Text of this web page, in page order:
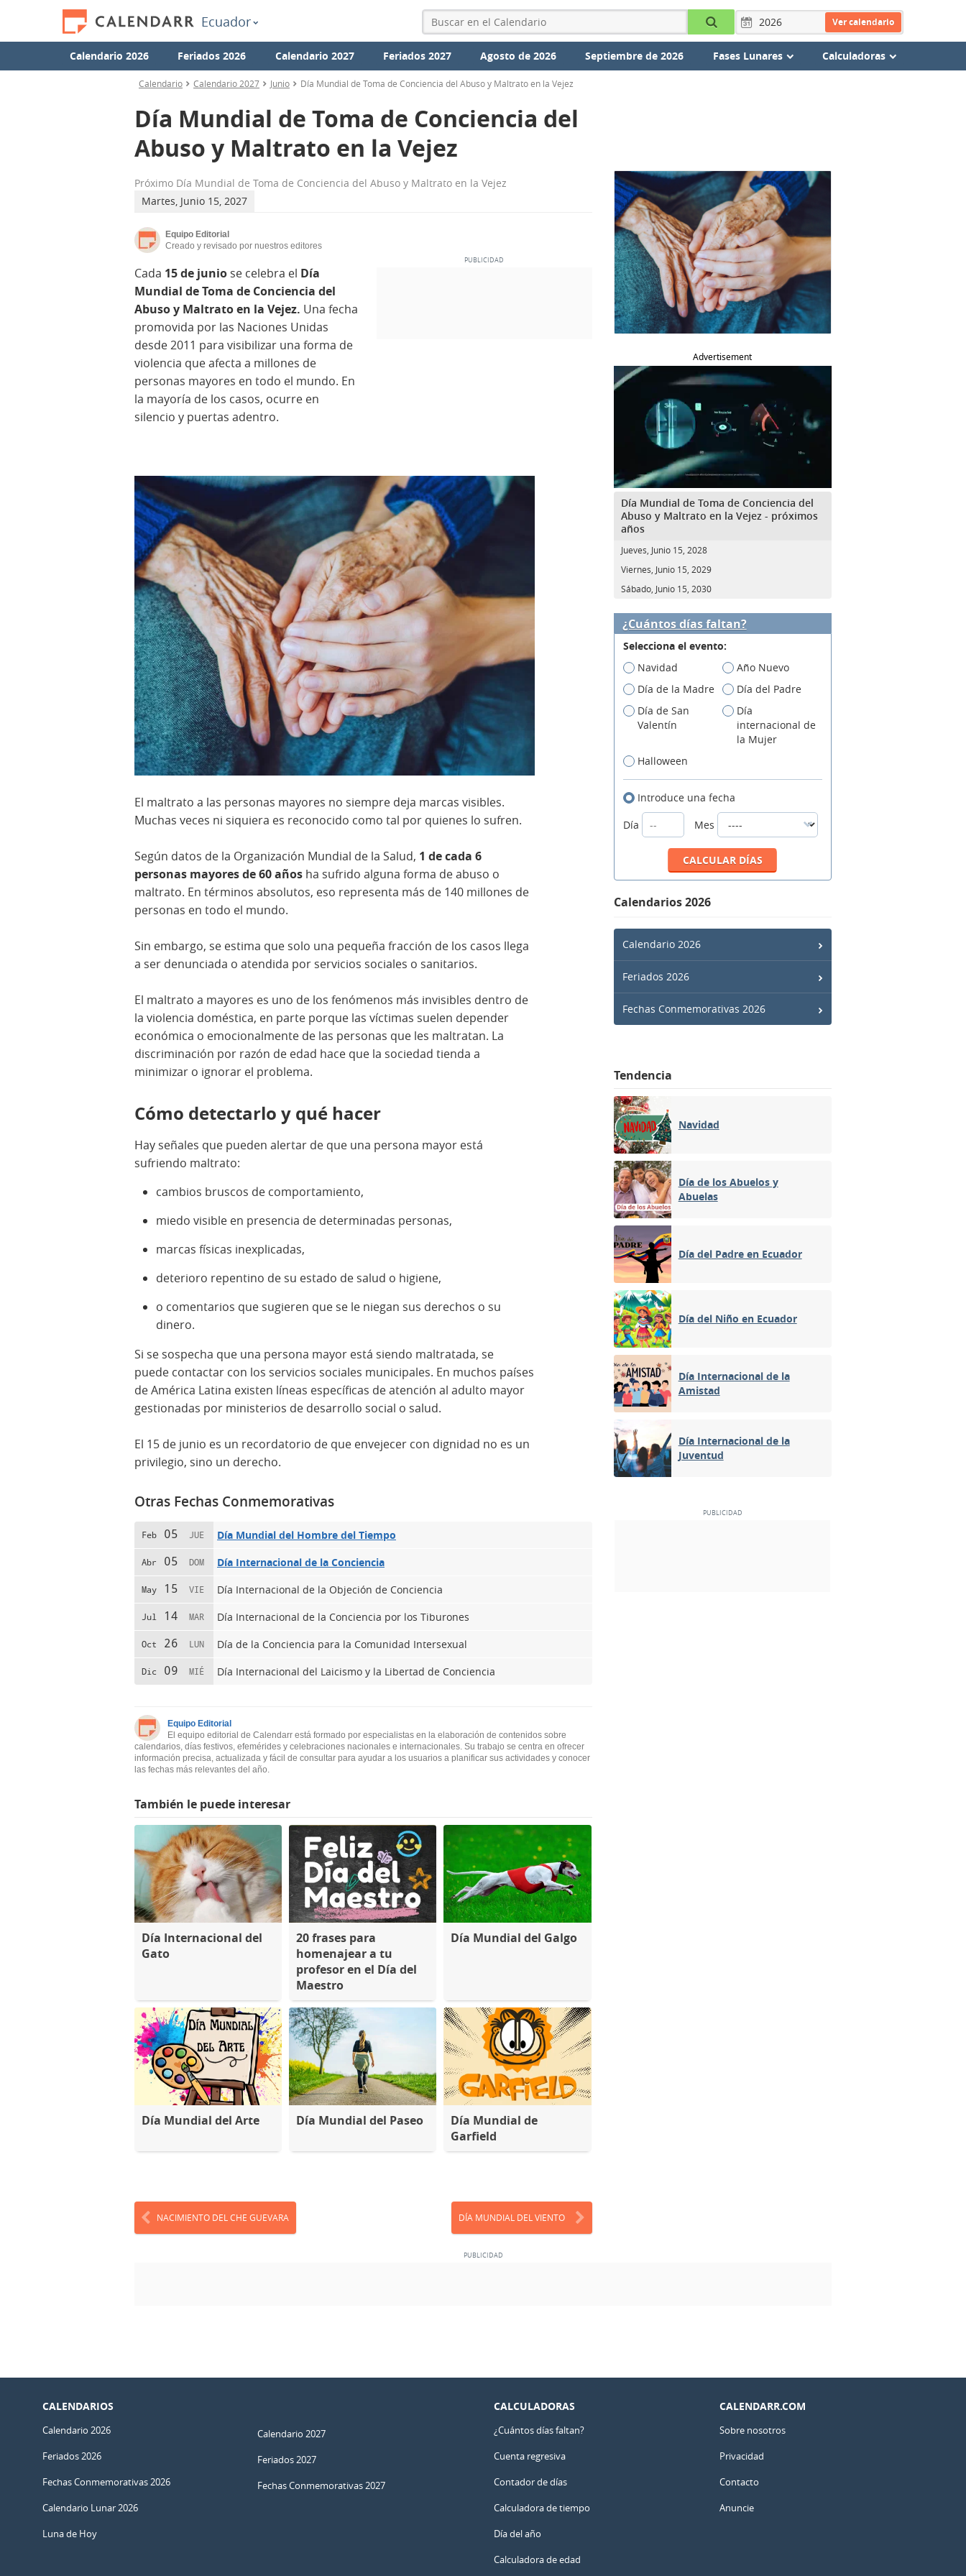
Ecuador Ver calendario
Calendario 2026 Feriados 2026 Calendario 2027 Feriados 2027 Agosto de 2026 Septiembre de 2026 Fases Lunares Calculadoras
Calendario Calendario 2027 Junio Día Mundial de Toma de Conciencia del Abuso y Maltrato en la Vejez
Día Mundial de Toma de Conciencia del
Abuso y Maltrato en la Vejez
Próximo Día Mundial de Toma de Conciencia del Abuso y Maltrato en la Vejez
Martes, Junio 15, 2027
Equipo Editorial
Creado y revisado por nuestros editores
Cada 15 de junio se celebra el Día
Mundial de Toma de Conciencia del
Abuso y Maltrato en la Vejez. Una fecha
promovida por las Naciones Unidas
desde 2011 para visibilizar una forma de
violencia que afecta a millones de
personas mayores en todo el mundo. En
la mayoría de los casos, ocurre en
silencio y puertas adentro.
El maltrato a las personas mayores no siempre deja marcas visibles.
Muchas veces ni siquiera es reconocido como tal por quienes lo sufren.
Según datos de la Organización Mundial de la Salud, 1 de cada 6
personas mayores de 60 años ha sufrido alguna forma de abuso o
maltrato. En términos absolutos, eso representa más de 140 millones de
personas en todo el mundo.
Sin embargo, se estima que solo una pequeña fracción de los casos llega
a ser denunciada o atendida por servicios sociales o sanitarios.
El maltrato a mayores es uno de los fenómenos más invisibles dentro de
la violencia doméstica, en parte porque las víctimas suelen depender
económica o emocionalmente de las personas que les maltratan. La
discriminación por razón de edad hace que la sociedad tienda a
minimizar o ignorar el problema.
Cómo detectarlo y qué hacer
Hay señales que pueden alertar de que una persona mayor está
sufriendo maltrato:
cambios bruscos de comportamiento,
miedo visible en presencia de determinadas personas,
marcas físicas inexplicadas,
deterioro repentino de su estado de salud o higiene,
o comentarios que sugieren que se le niegan sus derechos o su
dinero.
Si se sospecha que una persona mayor está siendo maltratada, se
puede contactar con los servicios sociales municipales. En muchos países
de América Latina existen líneas específicas de atención al adulto mayor
gestionadas por ministerios de desarrollo social o salud.
El 15 de junio es un recordatorio de que envejecer con dignidad no es un
privilegio, sino un derecho.
Otras Fechas Conmemorativas
Feb 05 JUE Día Mundial del Hombre del Tiempo
Abr 05 DOM Día Internacional de la Conciencia
May 15 VIE Día Internacional de la Objeción de Conciencia
Jul 14 MAR Día Internacional de la Conciencia por los Tiburones
Oct 26 LUN Día de la Conciencia para la Comunidad Intersexual
Dic 09 MIÉ Día Internacional del Laicismo y la Libertad de Conciencia
Equipo Editorial
El equipo editorial de Calendarr está formado por especialistas en la elaboración de contenidos sobre
calendarios, días festivos, efemérides y celebraciones nacionales e internacionales. Su trabajo se centra en ofrecer
información precisa, actualizada y fácil de consultar para ayudar a los usuarios a planificar sus actividades y conocer
las fechas más relevantes del año.
También le puede interesar
Día Internacional del
Gato
20 frases para
homenajear a tu
profesor en el Día del
Maestro
Día Mundial del Galgo
Día Mundial del Arte Día Mundial del Paseo
Día Mundial de
Garfield
NACIMIENTO DEL CHE GUEVARA DÍA MUNDIAL DEL VIENTO
Advertisement
Día Mundial de Toma de Conciencia del
Abuso y Maltrato en la Vejez - próximos
años
Jueves, Junio 15, 2028
Viernes, Junio 15, 2029
Sábado, Junio 15, 2030
¿Cuántos días faltan?
Selecciona el evento:
Navidad
Año Nuevo
Día de la Madre
Día del Padre
Día de San
Valentín
Día
internacional de
la Mujer
Halloween
Introduce una fecha
Día
Mes
Calendarios 2026
Calendario 2026
Feriados 2026
Fechas Conmemorativas 2026
Tendencia
Navidad
Día de los Abuelos y
Abuelas
Día del Padre en Ecuador
Día del Niño en Ecuador
Día Internacional de la
Amistad
Día Internacional de la
Juventud
CALENDARIOS
Calendario 2026
Feriados 2026
Fechas Conmemorativas 2026
Calendario Lunar 2026
Luna de Hoy
Calendario 2027
Feriados 2027
Fechas Conmemorativas 2027
CALCULADORAS
¿Cuántos días faltan?
Cuenta regresiva
Contador de días
Calculadora de tiempo
Día del año
Calculadora de edad
CALENDARR.COM
Sobre nosotros
Privacidad
Contacto
Anuncie